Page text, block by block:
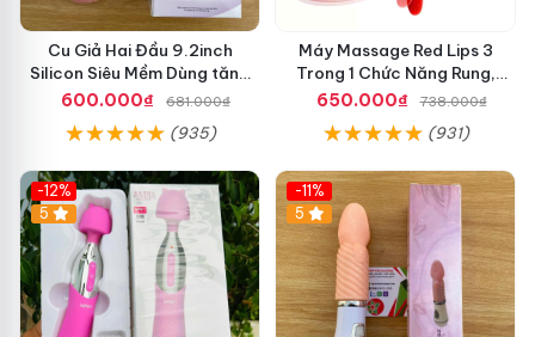
Cu Giả Hai Đầu 9.2inch
Silicon Siêu Mềm Dùng tăng
khoái cảm khi quan hệ
600.000₫ 681.000₫
(935)
Máy Massage Red Lips 3
Trong 1 Chức Năng Rung,
Sóng Mút & Đá Lưỡi Mềm Mại
650.000₫ 738.000₫
(931)
-12%
5
-11%
5